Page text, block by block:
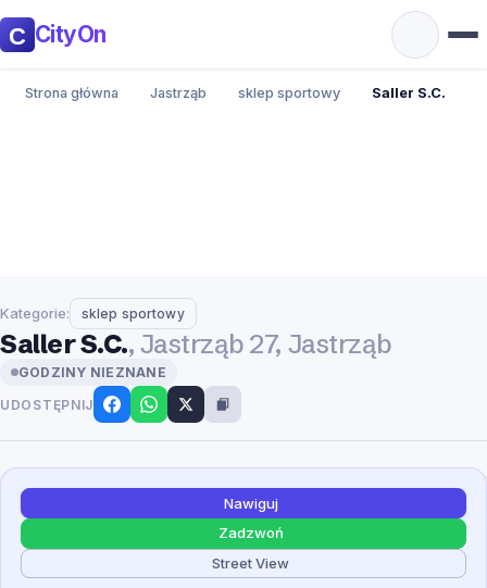
CityOn
Strona główna Jastrząb sklep sportowy Saller S.C.
Kategorie: sklep sportowy
Saller S.C., Jastrząb 27, Jastrząb
GODZINY NIEZNANE
UDOSTĘPNIJ
Nawiguj
Zadzwoń
Street View